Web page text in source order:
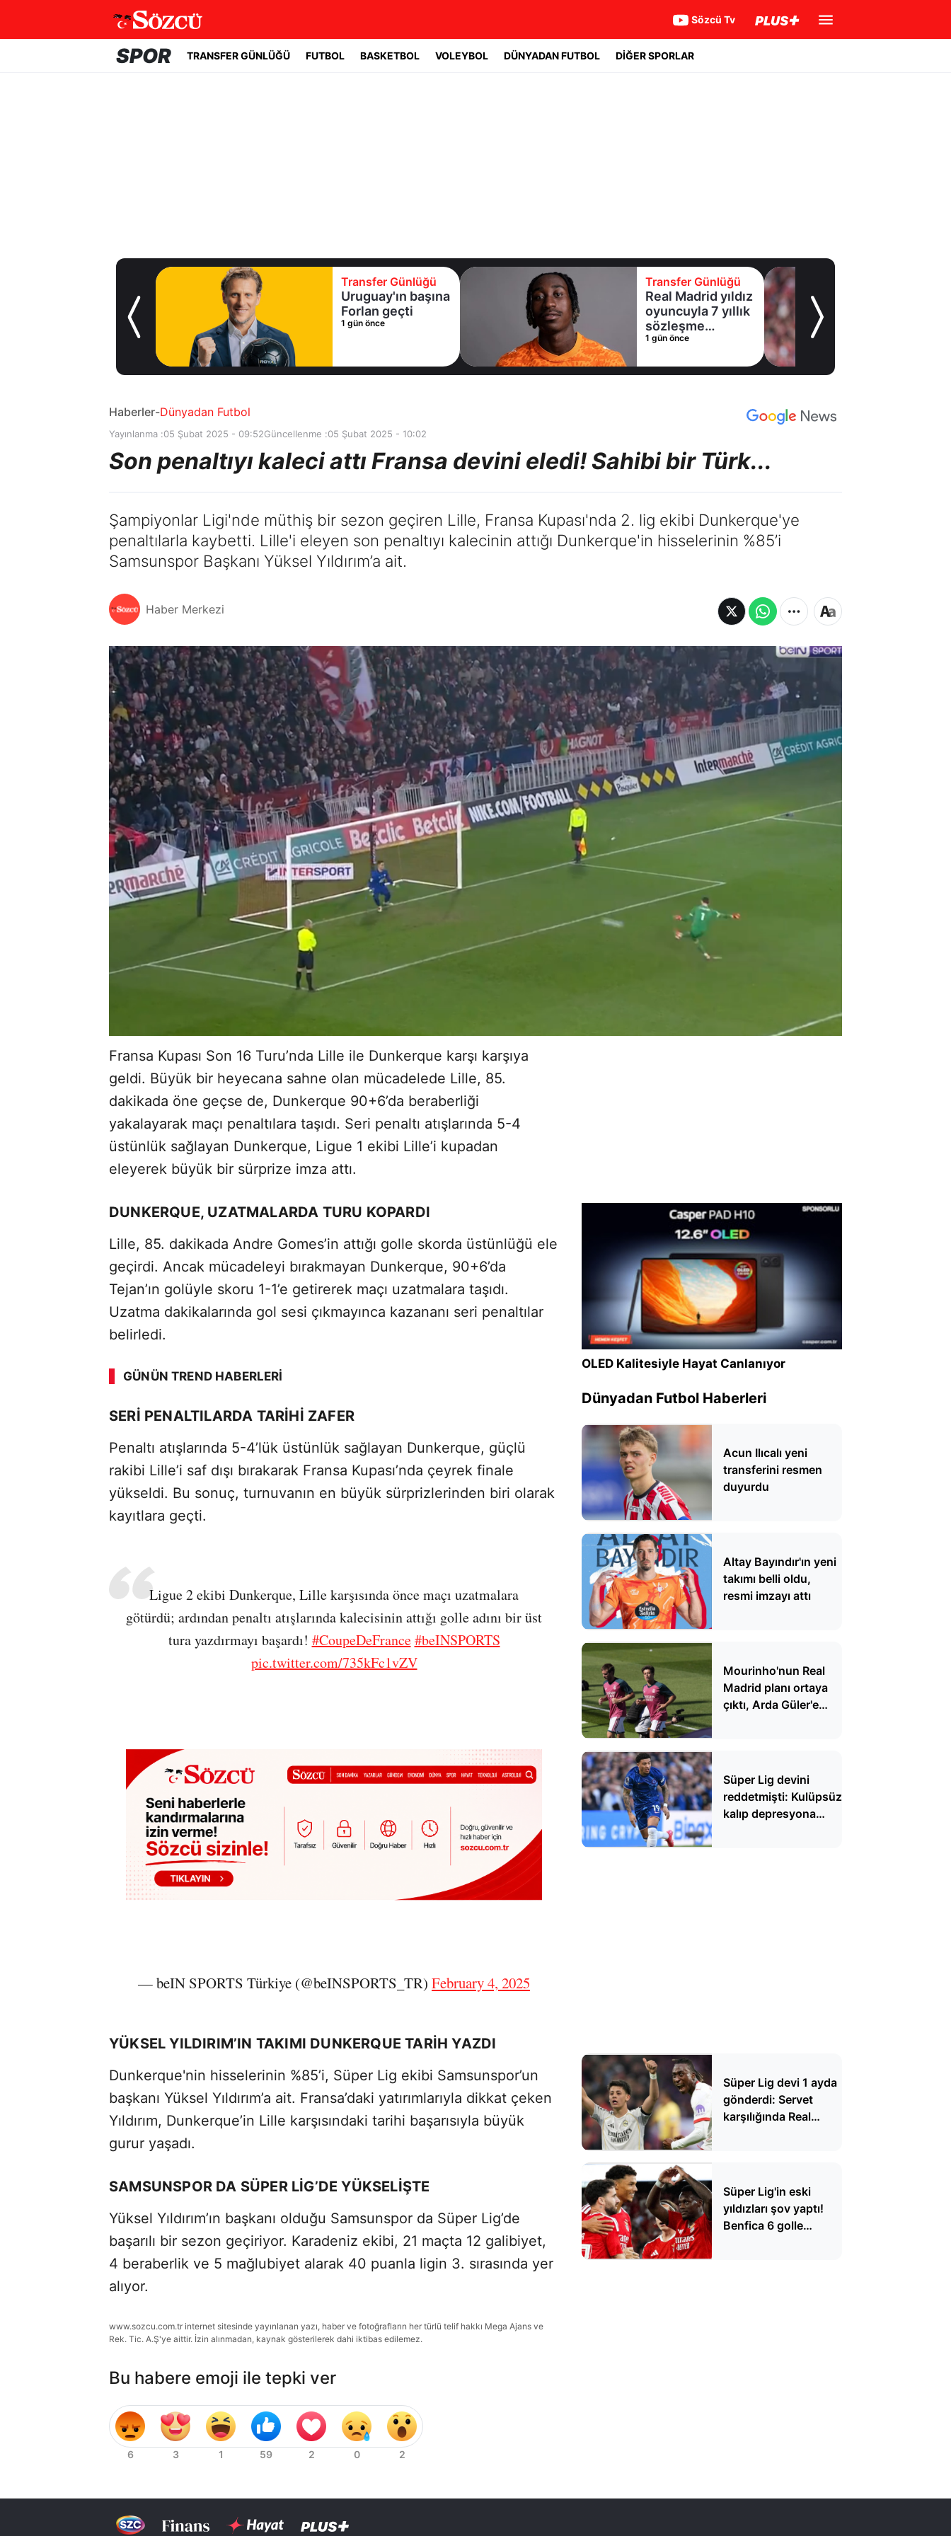
Sözcü Tv
SPOR TRANSFER GÜNLÜĞÜ FUTBOL BASKETBOL VOLEYBOL DÜNYADAN FUTBOL DİĞER SPORLAR
Transfer Günlüğü
Uruguay'ın başına
Forlan geçti
Transfer Günlüğü
Real Madrid yıldız
oyuncuyla 7 yıllık
sözleşme
Transfer Günlüğü
Galatasaray
Leao'nun
alternatifini
Arsenal'de buldu
1 gün önce
Haberler-Dünyadan Futbol
Yayınlanma :05 Şubat 2025 - 09:52Güncellenme :05 Şubat 2025 - 10:02
Son penaltıyı kaleci attı Fransa devini eledi! Sahibi bir Türk...
Şampiyonlar Ligi'nde müthiş bir sezon geçiren Lille, Fransa Kupası'nda 2. lig ekibi Dunkerque'ye
penaltılarla kaybetti. Lille'i eleyen son penaltıyı kalecinin attığı Dunkerque'in hisselerinin %85’i
Samsunspor Başkanı Yüksel Yıldırım’a ait.
Haber Merkezi
Fransa Kupası Son 16 Turu’nda Lille ile Dunkerque karşı karşıya
geldi. Büyük bir heyecana sahne olan mücadelede Lille, 85.
dakikada öne geçse de, Dunkerque 90+6’da beraberliği
yakalayarak maçı penaltılara taşıdı. Seri penaltı atışlarında 5-4
üstünlük sağlayan Dunkerque, Ligue 1 ekibi Lille’i kupadan
eleyerek büyük bir sürprize imza attı.
DUNKERQUE, UZATMALARDA TURU KOPARDI
Lille, 85. dakikada Andre Gomes’in attığı golle skorda üstünlüğü ele
geçirdi. Ancak mücadeleyi bırakmayan Dunkerque, 90+6’da
Tejan’ın golüyle skoru 1-1’e getirerek maçı uzatmalara taşıdı.
Uzatma dakikalarında gol sesi çıkmayınca kazananı seri penaltılar
belirledi.
GÜNÜN TREND HABERLERI
SERİ PENALTILARDA TARİHİ ZAFER
Penaltı atışlarında 5-4’lük üstünlük sağlayan Dunkerque, güçlü
rakibi Lille’i saf dışı bırakarak Fransa Kupası’nda çeyrek finale
yükseldi. Bu sonuç, turnuvanın en büyük sürprizlerinden biri olarak
kayıtlara geçti.
Ligue 2 ekibi Dunkerque, Lille karşısında önce maçı uzatmalara
götürdü; ardından penaltı atışlarında kalecisinin attığı golle adını bir üst
tura yazdırmayı başardı! #CoupeDeFrance #beINSPORTS
pic.twitter.com/735kFc1vZV
— beIN SPORTS Türkiye (@beINSPORTS_TR) February 4, 2025
YÜKSEL YILDIRIM’IN TAKIMI DUNKERQUE TARİH YAZDI
Dunkerque'nin hisselerinin %85’i, Süper Lig ekibi Samsunspor’un
başkanı Yüksel Yıldırım’a ait. Fransa’daki yatırımlarıyla dikkat çeken
Yıldırım, Dunkerque’in Lille karşısındaki tarihi başarısıyla büyük
gurur yaşadı.
SAMSUNSPOR DA SÜPER LİG’DE YÜKSELİŞTE
Yüksel Yıldırım’ın başkanı olduğu Samsunspor da Süper Lig’de
başarılı bir sezon geçiriyor. Karadeniz ekibi, 21 maçta 12 galibiyet,
4 beraberlik ve 5 mağlubiyet alarak 40 puanla ligin 3. sırasında yer
alıyor.
www.sozcu.com.tr internet sitesinde yayınlanan yazı, haber ve fotoğrafların her türlü telif hakkı Mega Ajans ve
Rek. Tic. A.Ş'ye aittir. İzin alınmadan, kaynak gösterilerek dahi iktibas edilemez.
Bu habere emoji ile tepki ver
OLED Kalitesiyle Hayat Canlanıyor
Dünyadan Futbol Haberleri
Acun Ilıcalı yeni
transferini resmen
duyurdu
Altay Bayındır'ın yeni
takımı belli oldu,
resmi imzayı attı
Mourinho'nun Real
Madrid planı ortaya
çıktı, Arda Güler'e
Süper Lig devini
reddetmişti: Kulüpsüz
kalıp depresyona
Süper Lig devi 1 ayda
gönderdi: Servet
karşılığında Real
Süper Lig'in eski
yıldızları şov yaptı!
Benfica 6 golle